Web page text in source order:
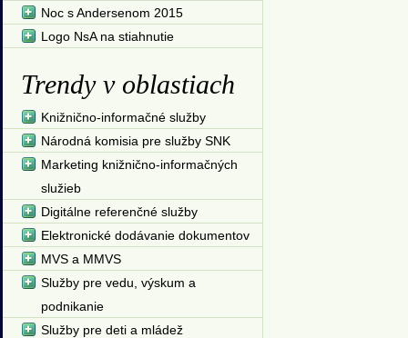
Noc s Andersenom 2015
Logo NsA na stiahnutie
Trendy v oblastiach
Knižnično-informačné služby
Národná komisia pre služby SNK
Marketing knižnično-informačných
služieb
Digitálne referenčné služby
Elektronické dodávanie dokumentov
MVS a MMVS
Služby pre vedu, výskum a
podnikanie
Služby pre deti a mládež